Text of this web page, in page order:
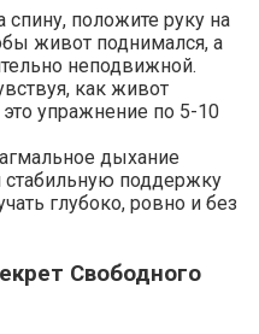
спину, положите руку на
живот поднимался, а
неподвижной.
как живот
это упражнение по 5-10
дыхание
поддержку
глубоко, ровно и без
Свободного